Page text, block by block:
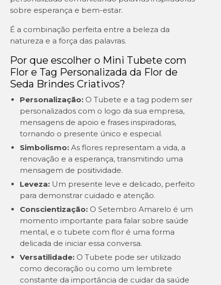
sobre esperança e bem-estar.
É a combinação perfeita entre a beleza da
natureza e a força das palavras.
Por que escolher o Mini Tubete com
Flor e Tag Personalizada da Flor de
Seda Brindes Criativos?
Personalização: O Tubete e a tag podem ser
personalizados com o logo da sua empresa,
mensagens de apoio e frases inspiradoras,
tornando o presente único e especial.
Simbolismo: As flores representam a vida, a
renovação e a esperança, transmitindo uma
mensagem de positividade.
Leveza: Um presente leve e delicado, perfeito
para demonstrar cuidado e atenção.
Conscientização: O Setembro Amarelo é um
momento importante para falar sobre saúde
mental, e o tubete com flor é uma forma
delicada de iniciar essa conversa.
Versatilidade: O Tubete pode ser utilizado
como decoração ou como um lembrete
constante da importância de cuidar da saúde